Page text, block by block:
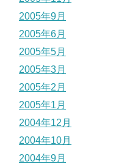
2005年9月
2005年6月
2005年5月
2005年3月
2005年2月
2005年1月
2004年12月
2004年10月
2004年9月